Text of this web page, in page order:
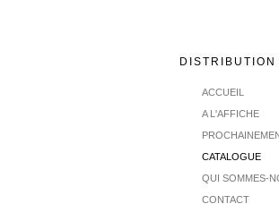
DISTRIBUTION
ACCUEIL
A L'AFFICHE
CATALOGUE
QUI SOMMES-
CONTACT